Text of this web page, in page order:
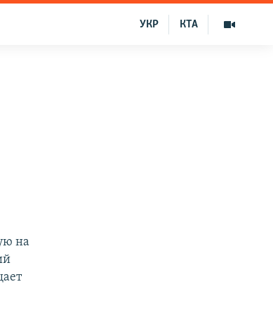
КТА
УКР
на